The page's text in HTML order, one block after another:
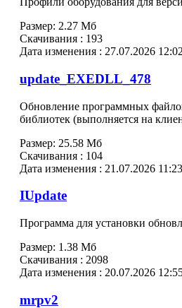
Размер: 2.27 Мб
Скачивания : 193
Дата изменения : 27.07.2026 12:02
update_EXEDLL_478
Обновление программных
библиотек (выполняется на
Размер: 25.58 Мб
Скачивания : 104
Дата изменения : 21.07.2026 11:23
IUpdate
Программа для установки
Размер: 1.38 Мб
Скачивания : 2098
Дата изменения : 20.07.2026
mrpv2